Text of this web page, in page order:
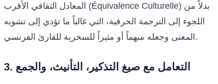
المعادل الثقافي الأقرب (Équivalence Culturelle) بدلاً من
اللجوء إلى الترجمة الحرفية، التي غالباً ما تؤدي إلى تشويه
المعنى وجعله مبهماً أو مثيراً للسخرية للقارئ الفرنسي.
3. التعامل مع صيغ التذكير، التأنيث، والجمع